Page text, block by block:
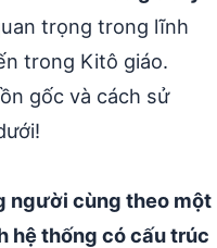
trọng trong lĩnh
trong Kitô giáo.
gốc và cách sử
người cùng theo một
hệ thống có cấu trúc